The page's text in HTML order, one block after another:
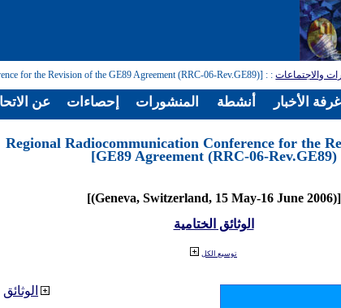
والاجتماعات:
: [Regional Radiocommunication Conference for the Revision of the GE89 Agreement (RRC-06-Rev.GE89)]
[Regional Radiocommunication Conference for the
GE89 Agreement (RRC-06-Rev.GE89)]
[(Geneva, Switzerland, 15 May-16 June 2006)]
الوثائق الختامية
توسيع الكل
الوثائق
عن إحصاءات المنشورات أنشطة غرفة الأخبار